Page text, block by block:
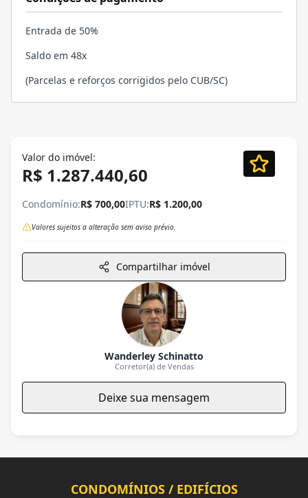
Entrada de 50%
Saldo em 48x
(Parcelas e reforços corrigidos pelo CUB/SC)
Valor do imóvel:
R$ 1.287.440,60
Condomínio:R$ 700,00IPTU:R$ 1.200,00
Valores sujeitos a alteração sem aviso prévio.
Compartilhar imóvel
Wanderley Schinatto
Corretor(a) de Vendas
Deixe sua mensagem
CONDOMÍNIOS / EDIFÍCIOS